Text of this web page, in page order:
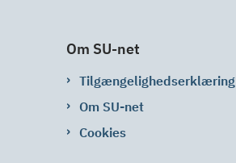
Om SU-net
Tilgængelighedserklæring
Om SU-net
Cookies